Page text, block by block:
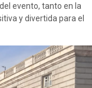
evento, tanto en la
y divertida para el